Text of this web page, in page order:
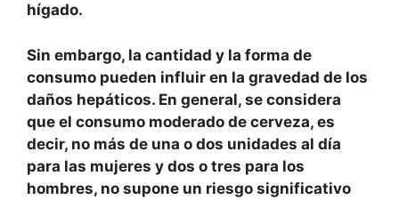
hígado.
Sin embargo, la cantidad y la forma de
consumo pueden influir en la gravedad de los
daños hepáticos. En general, se considera
que el consumo moderado de cerveza, es
decir, no más de una o dos unidades al día
para las mujeres y dos o tres para los
hombres, no supone un riesgo significativo